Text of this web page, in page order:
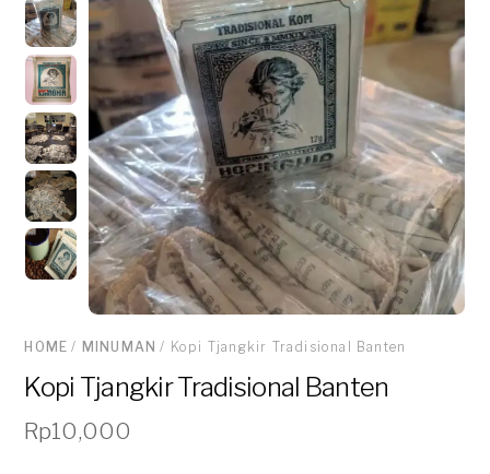
HOME / MINUMAN / Kopi Tjangkir Tradisional Banten
Kopi Tjangkir Tradisional Banten
Rp10,000